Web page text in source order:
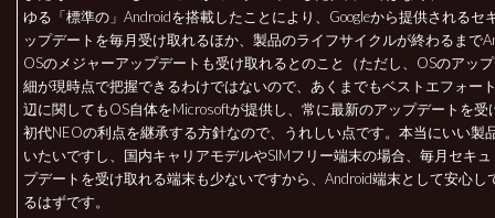
ゆる「標準の」Androidを搭載したことにより、Googleから提供されるセ
ップデートを毎月受け取れるほか、製品のライフサイクルが終わるまで
OSのメジャーアップデートも受け取れるとのこと（ただし、OSのアッ
細が現時点で把握できるわけではないので、あくまでもベストエフォー
辺に関してもOS自体をMicrosoftが提供し、常に最新のアップデートを受
初代NEOの利点を継承する方針なので、うれしい点です。本当にいい製
いたいですし、国内キャリアモデルやSIMフリー端末の場合、毎月セキ
プデートを受け取れる端末も少ないですから、Android端末として安心し
るはずです。